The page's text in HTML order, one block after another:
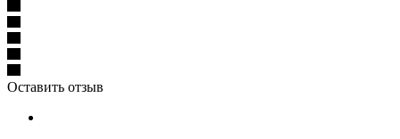
Оставить отзыв